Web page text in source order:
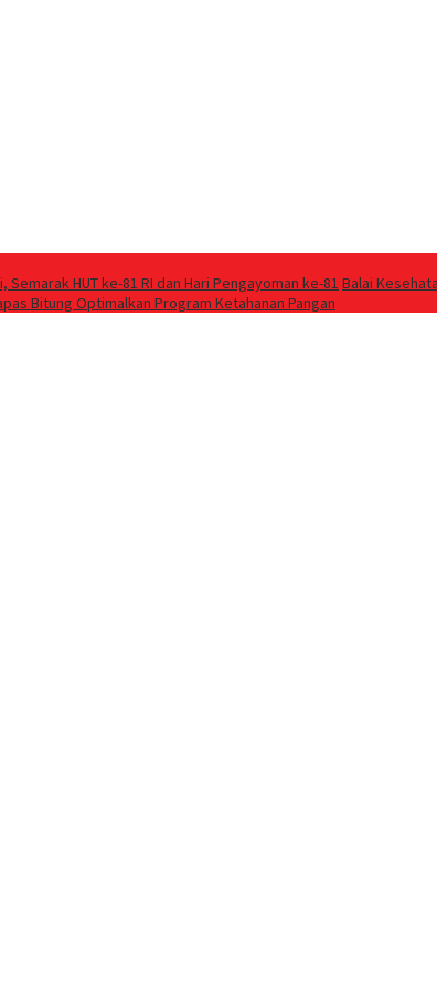
HUT ke-81 RI dan Hari Pengayoman ke-81 Balai
Bitung Optimalkan Program Ketahanan Pangan